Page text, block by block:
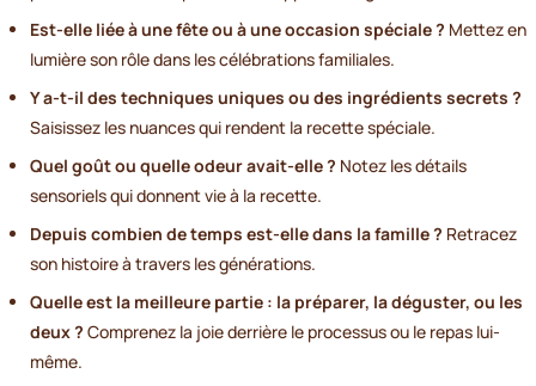
Est-elle liée à une fête ou à une occasion spéciale ? Mettez en
lumière son rôle dans les célébrations familiales.
Y a-t-il des techniques uniques ou des ingrédients secrets ?
Saisissez les nuances qui rendent la recette spéciale.
Quel goût ou quelle odeur avait-elle ? Notez les détails
sensoriels qui donnent vie à la recette.
Depuis combien de temps est-elle dans la famille ? Retracez
son histoire à travers les générations.
Quelle est la meilleure partie : la préparer, la déguster, ou les
deux ? Comprenez la joie derrière le processus ou le repas lui-
même.